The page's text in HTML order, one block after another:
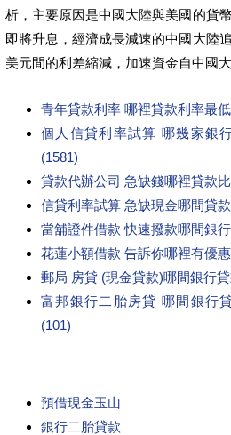
析，主要原因是中國大陸與美國的貨
即將升息，經濟成長減速的中國大陸
美元間的利差縮減，加速資金自中國大
青年貸款利率 哪裡貸款利率最
個人信貸利率試算 哪幾家銀
(1581)
貸款代辦公司 急缺錢哪裡貸款
信貸利率試算 急缺現金哪間貸
當舖證件借款 快速撥款哪間銀
花蓮小額借款 告訴你哪裡有優
郵局 房貸 (現金貸款)哪間銀行
富邦銀行二胎房貸 哪間銀行
(101)
預借現金玉山
銀行二胎貸款